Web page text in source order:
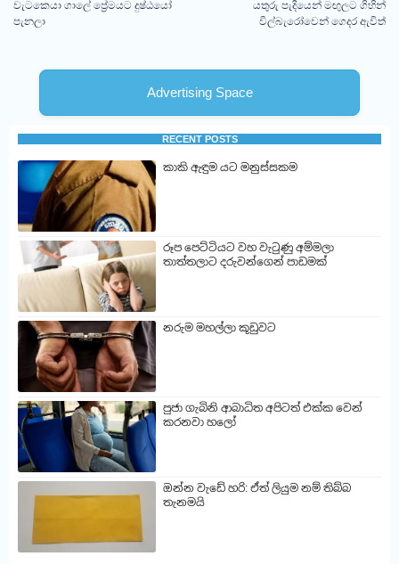
යතුරු පැදියෙන් මඟුලට ගිහින්
විල්බැරෝවෙන් ගෙදර ඇවිත්
වැටකෙයා ගාලේ ප්‍රේමයට දුෂ්ඨයෝ
පැනලා
Advertising Space
RECENT POSTS
කාකි ඇඳුම යට මනුස්සකම
රූප පෙට්ටියට වහ වැටුණු අම්මලා
තාත්තලාට දරුවන්ගෙන් පාඩමක්
නරුම මහල්ලා කූඩුවට
පුජා ගැබිනි ආබාධිත අපිටත් එක්ක වෙන්
කරනවා හලෝ
ඔන්න වැඩේ හරි: ඒත් ලියුම නම් තිබ්බ
තැනමයි